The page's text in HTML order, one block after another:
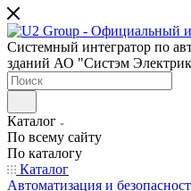
Системный интегратор по
зданий АО "Систэм
Каталог
По всему сайту
По каталогу
Каталог
Автоматизация и